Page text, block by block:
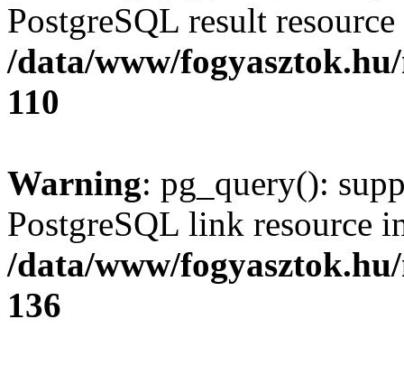
PostgreSQL result
/data/www/
110
Warning: pg_query():
PostgreSQL link resource
/data/www/
136